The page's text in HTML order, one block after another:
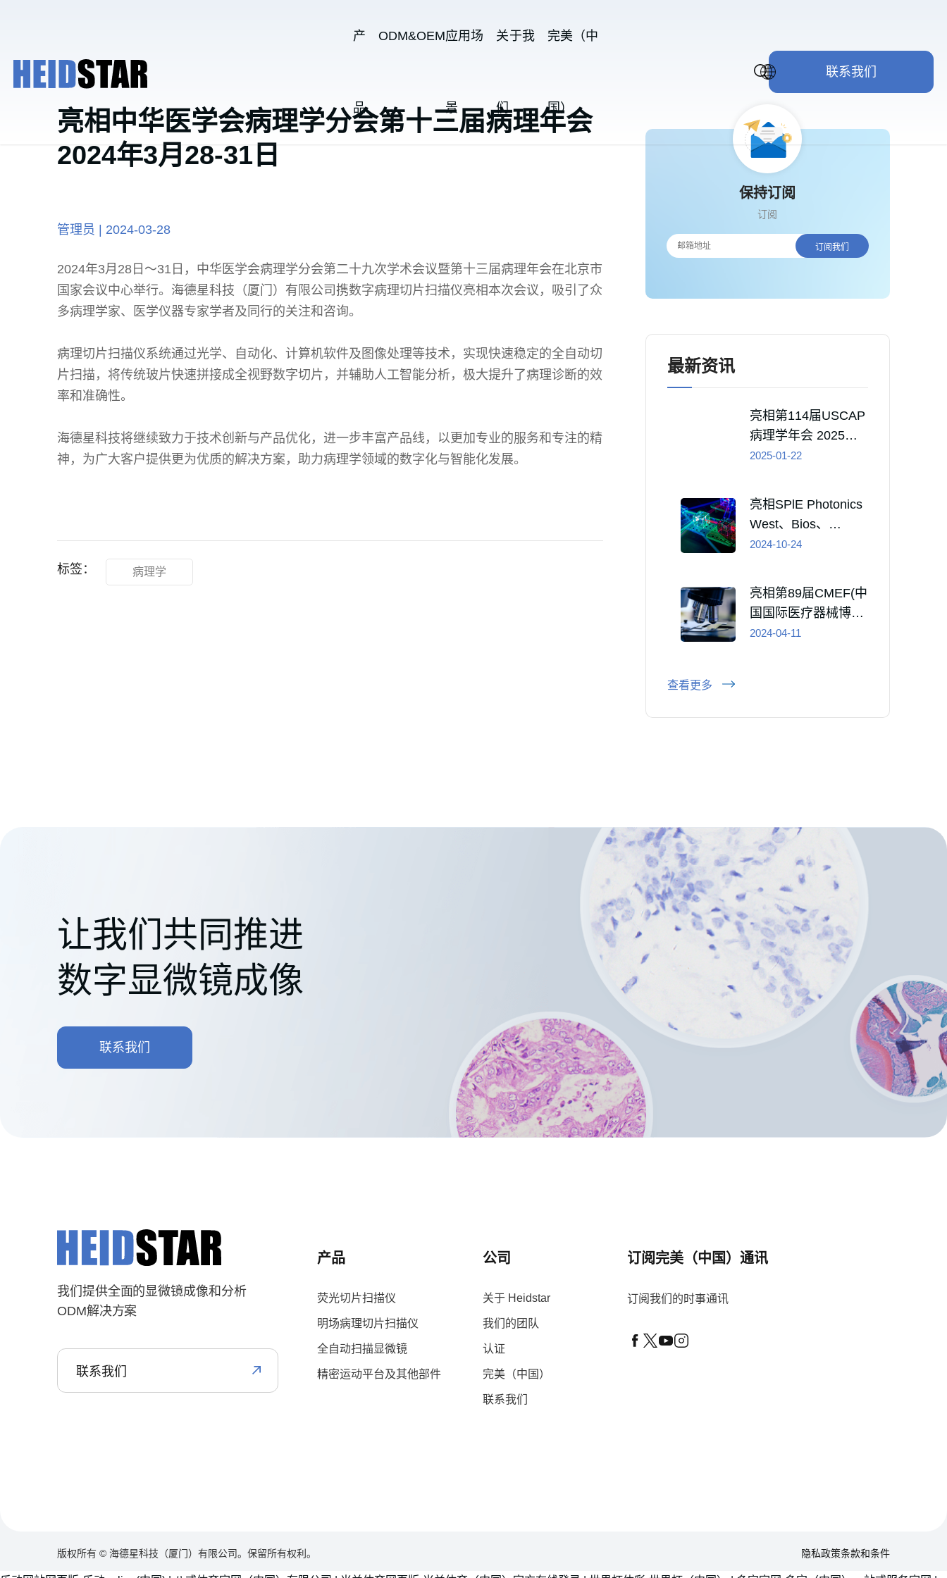
产
品
ODM&OEM应用场
景
关于我
们
完美（中
国）
联系我们
亮相中华医学会病理学分会第十三届病理年会
2024年3月28-31日
管理员 | 2024-03-28
2024年3月28日～31日，中华医学会病理学分会第二十九次学术会议暨第十三届病理年会在北京市
国家会议中心举行。海德星科技（厦门）有限公司携数字病理切片扫描仪亮相本次会议，吸引了众
多病理学家、医学仪器专家学者及同行的关注和咨询。
病理切片扫描仪系统通过光学、自动化、计算机软件及图像处理等技术，实现快速稳定的全自动切
片扫描，将传统玻片快速拼接成全视野数字切片，并辅助人工智能分析，极大提升了病理诊断的效
率和准确性。
海德星科技将继续致力于技术创新与产品优化，进一步丰富产品线，以更加专业的服务和专注的精
神，为广大客户提供更为优质的解决方案，助力病理学领域的数字化与智能化发展。
标签： 病理学
保持订阅
订阅
最新资讯
亮相第114届USCAP
病理学年会 2025年3
月22-27日
2025-01-22
亮相SPlE Photonics
West、Bios、
Quantum West 和
年1月28-30日
2024-10-24
亮相第89届CMEF(中
国国际医疗器械博览
会春秋两届)春季展
2024-04-11
查看更多
让我们共同推进
数字显微镜成像
联系我们
我们提供全面的显微镜成像和分析
ODM解决方案
联系我们
产品
荧光切片扫描仪
明场病理切片扫描仪
全自动扫描显微镜
精密运动平台及其他部件
公司
关于 Heidstar
我们的团队
认证
完美（中国）
联系我们
订阅完美（中国）通讯
订阅我们的时事通讯
版权所有 © 海德星科技（厦门）有限公司。保留所有权利。 隐私政策条款和条件